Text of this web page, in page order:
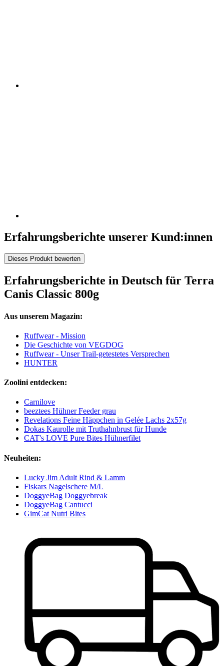
Erfahrungsberichte unserer Kund:innen
Dieses Produkt bewerten
Erfahrungsberichte in Deutsch für Terra
Canis Classic 800g
Aus unserem Magazin:
Ruffwear - Mission
Die Geschichte von VEGDOG
Ruffwear - Unser Trail-getestetes Versprechen
HUNTER
Zoolini entdecken:
Carnilove
beeztees Hühner Feeder grau
Revelations Feine Häppchen in Gelée Lachs 2x57g
Dokas Kaurolle mit Truthahnbrust für Hunde
CAT's LOVE Pure Bites Hühnerfilet
Neuheiten:
Lucky Jim Adult Rind & Lamm
Fiskars Nagelschere M/L
DoggyeBag Doggyebreak
DoggyeBag Cantucci
GimCat Nutri Bites